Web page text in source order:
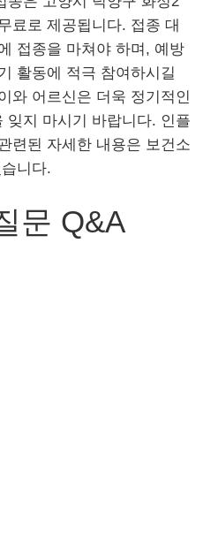
료로 제공됩니다. 접종 대
접종을 마쳐야 하며, 예방
활동에 적극 참여하시길
와 어르신은 더욱 정기적인
잊지 마시기 바랍니다. 인플
련된 자세한 내용은 보건소
니다.
문 Q&A